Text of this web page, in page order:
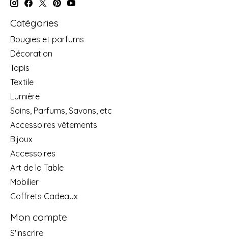
Catégories
Bougies et parfums
Décoration
Tapis
Textile
Lumière
Soins, Parfums, Savons, etc
Accessoires vêtements
Bijoux
Accessoires
Art de la Table
Mobilier
Coffrets Cadeaux
Mon compte
S'inscrire